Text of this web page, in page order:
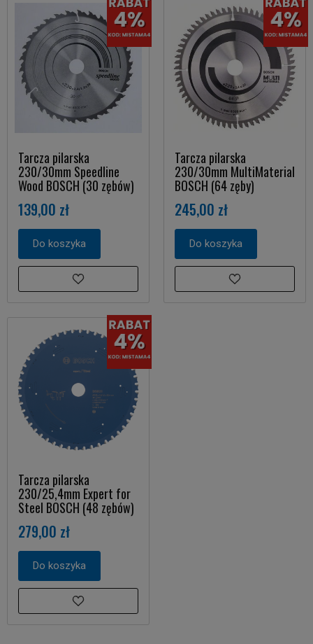
Tarcza pilarska
230/30mm Speedline
Wood BOSCH (30 zębów)
139,00 zł
Do koszyka
Tarcza pilarska
230/30mm MultiMaterial
BOSCH (64 zęby)
245,00 zł
Do koszyka
Tarcza pilarska
230/25,4mm Expert for
Steel BOSCH (48 zębów)
279,00 zł
Do koszyka